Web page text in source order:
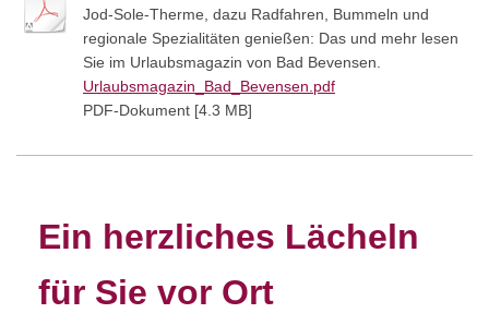
Jod-Sole-Therme, dazu Radfahren, Bummeln und
regionale Spezialitäten genießen: Das und mehr lesen
Sie im Urlaubsmagazin von Bad Bevensen.
Urlaubsmagazin_Bad_Bevensen.pdf
PDF-Dokument [4.3 MB]
Ein herzliches Lächeln
für Sie vor Ort